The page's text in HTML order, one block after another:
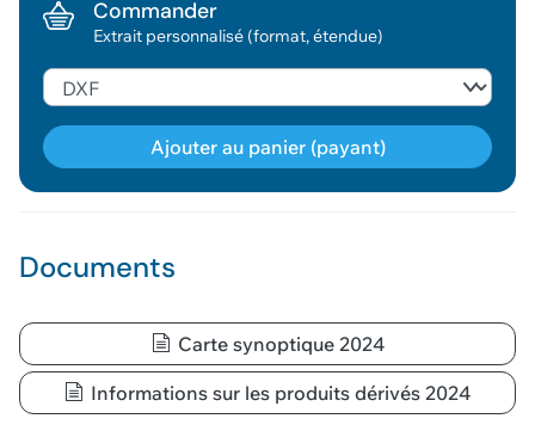
Documents
Carte synoptique 2024
Informations sur les produits dérivés 2024
Commander
Extrait personnalisé (format, étendue)
Ajouter au panier (payant)
Voir le panier